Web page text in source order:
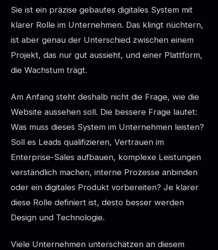
Sie ist ein präzise gebautes digitales System mit
klarer Rolle im Unternehmen. Das klingt nüchtern,
ist aber genau der Unterschied zwischen einem
Projekt, das nur gut aussieht, und einer Plattform,
die Wachstum trägt.
Am Anfang steht deshalb nicht die Frage, wie die
Website aussehen soll. Die bessere Frage lautet:
Was muss dieses System im Unternehmen leisten?
Soll es Leads qualifizieren, Vertrauen im
Enterprise-Sales aufbauen, komplexe Leistungen
verständlich machen, interne Prozesse anbinden
oder ein digitales Produkt vorbereiten? Je klarer
diese Rolle definiert ist, desto besser werden
Design und Technologie.
Viele Unternehmen unterschätzen an diesem